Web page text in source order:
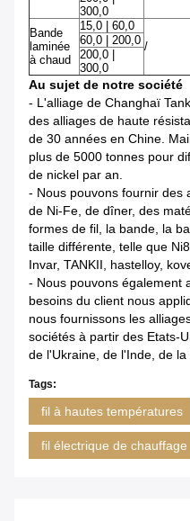
300,0
Bande
laminée
à chaud
15,0 | 60,0
/
60,0 | 200,0
200,0 |
300,0
Au sujet de notre société
- L'alliage de Changhaï
des alliages de haute
de 30 années en Chine.
plus de 5000 tonnes pour
de nickel par an.
- Nous pouvons fournir des
de Ni-Fe, de dîner, des
formes de fil, la bande, la
taille différente, telle que
Invar, TANKII, hastelloy,
- Nous pouvons également
besoins du client nous
nous fournissons les
sociétés à partir des Etats-
de l'Ukraine, de l'Inde, de
Tags:
fil à hautes températures
fil électrique de chauffage